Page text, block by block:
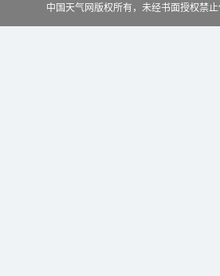
中国天气网版权所有，未经书面授权